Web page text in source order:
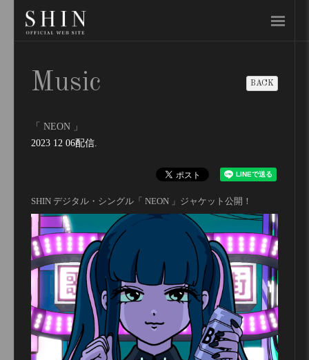
Music BACK
「 NEON 」
2023 12 06配信
SHIN デジタル・シングル「 NEON 」ジャケット公開！